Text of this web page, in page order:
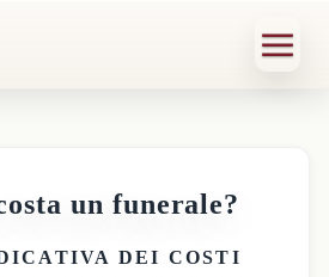
un funerale?
DEI COSTI